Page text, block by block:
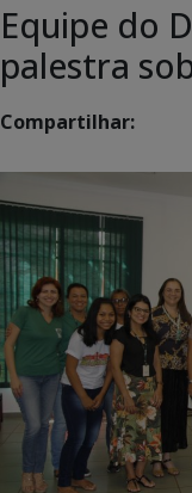
Equipe do
palestra
Compartilhar: